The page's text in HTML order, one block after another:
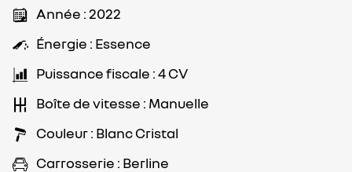
Année : 2022
Énergie : Essence
Puissance fiscale : 4 CV
Boîte de vitesse : Manuelle
Couleur : Blanc Cristal
Carrosserie : Berline